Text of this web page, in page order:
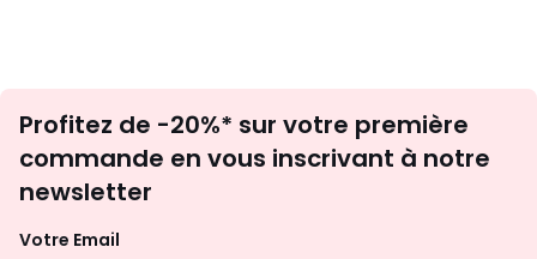
newsletter
Profitez de -20%* sur votre première
commande en vous inscrivant à notre
newsletter
Votre Email